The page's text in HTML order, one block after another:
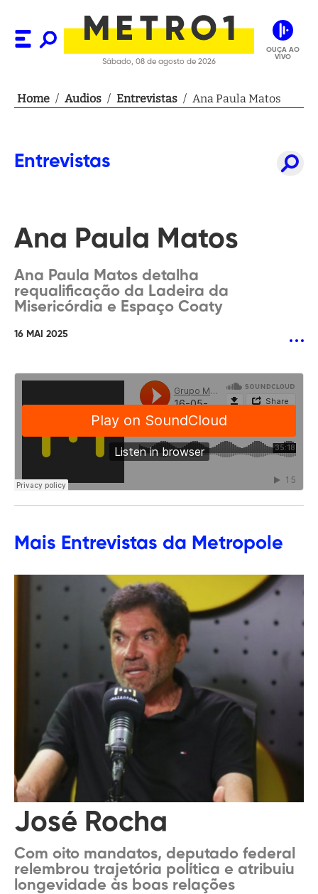
Sábado, 08 de agosto de 2026
OUÇA AO
VIVO
Home / Audios / Entrevistas / Ana Paula Matos
Entrevistas
Ana Paula Matos
Ana Paula Matos detalha
requalificação da Ladeira da
Misericórdia e Espaço Coaty
16 MAI 2025
Mais Entrevistas da Metropole
José Rocha
Com oito mandatos, deputado federal
relembrou trajetória política e atribuiu
longevidade às boas relações